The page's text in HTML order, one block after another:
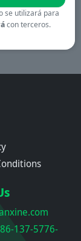
se utilizará para
con terceros.
137-5776-